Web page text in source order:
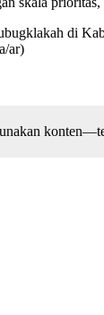
di
ar)